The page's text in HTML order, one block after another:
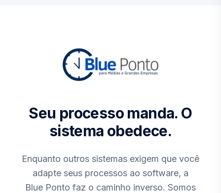
Seu processo manda. O
sistema obedece.
Enquanto outros sistemas exigem que você
adapte seus processos ao software, a
Blue Ponto faz o caminho inverso. Somos